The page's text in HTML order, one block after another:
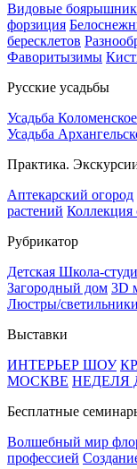
Видовые
форзиция
бересклетов
Фаворитызимы
Русские усадьбы
Усадьба Коломенское
Усадьба
Практика.
Аптекарский огород
растений
Рубрикатор
Детская Школа-
Загородный дом 3D
Люстры/светильники
Выставки
ИНТЕРЬЕР ШОУ
МОСКВЕ НЕДЕЛЯ
Бесплатные
Волшебный мир
профессией